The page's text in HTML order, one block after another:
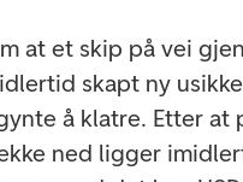
at et skip på vei
skapt ny
å klatre. Etter at
ned ligger